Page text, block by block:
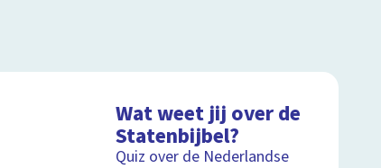
Wat weet jij over de
Statenbijbel?
Quiz over de Nederlandse